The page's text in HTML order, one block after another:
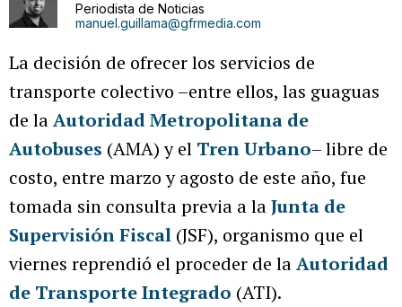
Periodista de Noticias
manuel.guillama@gfrmedia.com
La decisión de ofrecer los servicios de
transporte colectivo –entre ellos, las guaguas
de laAutoridad Metropolitana de
Autobuses (AMA) y el Tren Urbano– libre de
costo, entre marzo y agosto de este año, fue
tomada sin consulta previa a laJunta de
Supervisión Fiscal (JSF), organismo que el
viernes reprendió el proceder de laAutoridad
de Transporte Integrado (ATI).